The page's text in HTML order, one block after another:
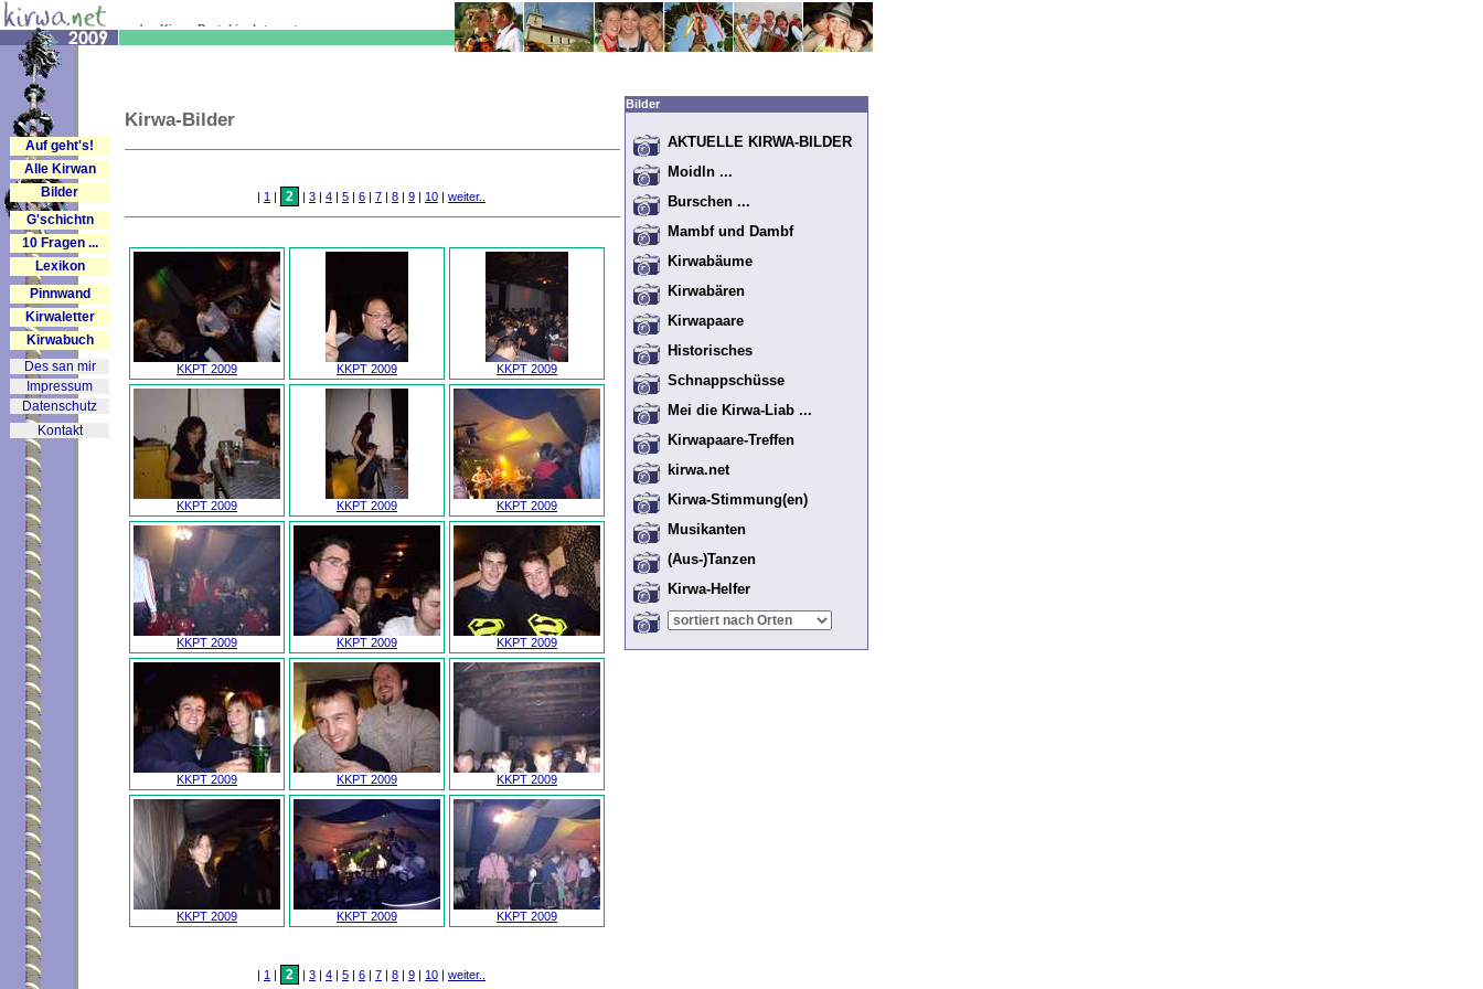
Auf geht's!
Alle Kirwan
Bilder
G'schichtn
10 Fragen ...
Lexikon
Pinnwand
Kirwaletter
Kirwabuch
Des san mir
Impressum
Datenschutz
Kontakt
... das Kirwa-Portal im Internet
Kirwa-Bilder
| 1 | 2 | 3 | 4 | 5 | 6 | 7 | 8 | 9 | 10 | weiter..
KKPT 2009 KKPT 2009 KKPT 2009
KKPT 2009 KKPT 2009 KKPT 2009
KKPT 2009 KKPT 2009 KKPT 2009
KKPT 2009 KKPT 2009 KKPT 2009
KKPT 2009 KKPT 2009 KKPT 2009
| 1 | 2 | 3 | 4 | 5 | 6 | 7 | 8 | 9 | 10 | weiter..
Bilder
AKTUELLE KIRWA-BILDER
Moidln ...
Burschen ...
Mambf und Dambf
Kirwabäume
Kirwabären
Kirwapaare
Historisches
Schnappschüsse
Mei die Kirwa-Liab ...
Kirwapaare-Treffen
kirwa.net
Kirwa-Stimmung(en)
Musikanten
(Aus-)Tanzen
Kirwa-Helfer